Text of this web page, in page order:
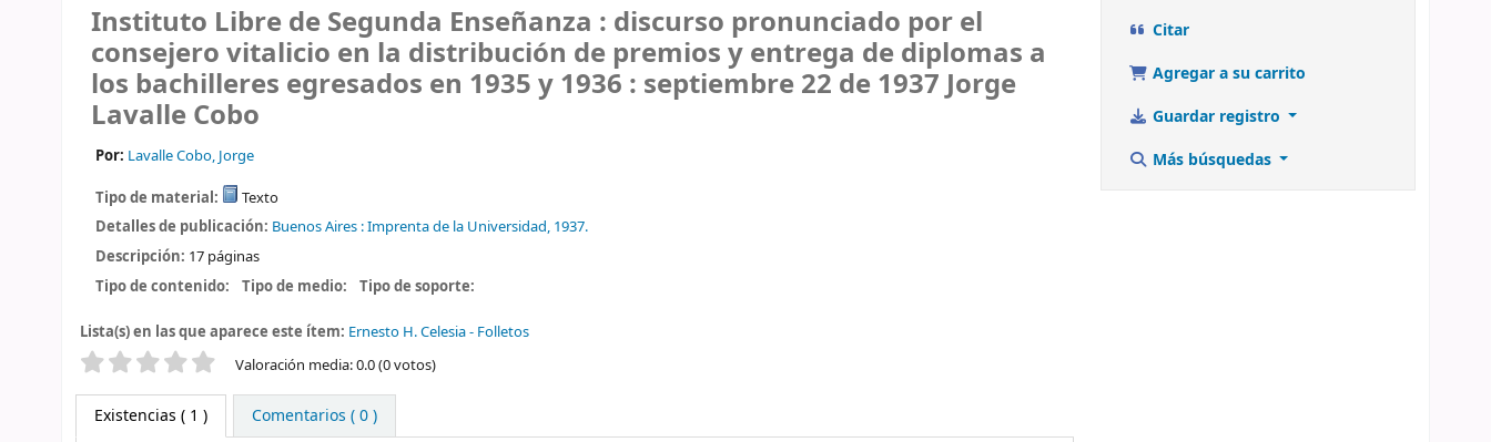
Instituto Libre de Segunda Enseñanza : discurso pronunciado por el
consejero vitalicio en la distribución de premios y entrega de diplomas a
los bachilleres egresados en 1935 y 1936 : septiembre 22 de 1937 Jorge
Lavalle Cobo
Por: Lavalle Cobo, Jorge
Tipo de material:
Texto
Detalles de publicación: Buenos Aires :Imprenta de la Universidad, 1937.
Descripción: 17 páginas
Tipo de contenido:
Tipo de medio: Tipo de soporte:
Lista(s) en las que aparece este ítem: Ernesto H. Celesia - Folletos
Valoración Valoración media: 0.0 (0 votos)
Existencias ( 1 ) Comentarios ( 0 )
Citar
Agregar a su carrito
Guardar registro
Más búsquedas